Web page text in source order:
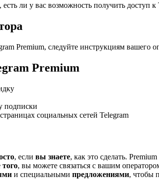
ли у вас возможность получить доступ
Premium, следуйте инструкциям вашего
Premium
подписки
социальных сетей Telegram
, если вы знаете, как это сделать. Premium
того, вы можете связаться с вашим
и специальными предложениями, чтобы